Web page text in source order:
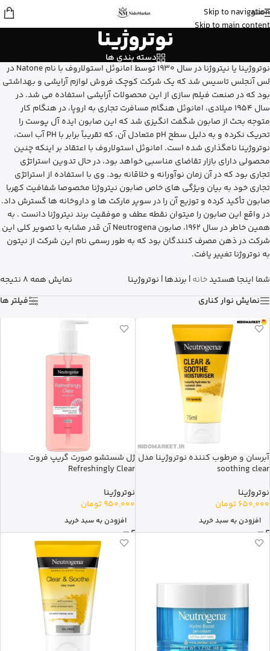
Skip to navigation
Skip to main content
منو
نوتروژینا
دسته بندی ها
نوتروژینا یا نیتروژنا در سال 1930 توسط امانوئل استولاروف با نام Natone در
لس آنجلس تاسیس شد که یک شرکت کوچک فروش لوازم آرایشی و بهداشتی
بود که در صنعت فیلم سازی از این محصولات آرایشی استفاده می شد. در
سال 1954 میلادی، امانوئل هنگام مسافرت تجاری به اروپا، در هنگام کار
متوجه بحث از صابون شگفت انگیزی شد که این صابون ایده آل پوست را
تحریک نکرده و به دلیل سطح pH متعادل آن، که تقریباً برابر با PH آب است،
نوتروژینا نامگذاری شده است. امانوئل استولاروف با اعتقاد بر اینکه چنین
محصولی دارای بازار تقاضای مناسبی خواهد بود، در حال تدوین استراتژی
تجاری بود که در آن زمان نوآورانه و خلاقانه بود. وی با استفاده از استراتژی
تجاری خود به بیان ویژگی های خاص صابون نیتروژنا مخصوصا شفافیت کهربا
صابون تأکید کرده و توزیع آن را در سوپر مارکت ها و داروخانه ها گسترش داد.
در واقع این صابون را میتوان نقطه عطف و موفقیت برند نیتروژنا دانست . به
همین خاطر در سال 1962، صابون Neutrogena آن قدر مشابه با تصویر کلی این
شرکت در ذهن‌ مصرف کنندگان بود که به طور رسمی نام این شرکت از نیتون
به نوتروژنا تغییر یافت.
شما اینجا هستیدخانه| برندها| نوتروژینا
نمایش همه 8 نتیجه
نمایش نوار کناری
فیلتر ها
آبرسان و مرطوب کننده نوتروژینا مدل
soothing clear
نوتروژینا
650,000تومان
افزودن به سبد خرید
ژل شستشو صورت گریپ فروت
Refreshingly Clear
نوتروژینا
950,000 تومان
افزودن به سبد خرید
علیاز ساری
بالم سیکاپلاست لاروش پوزای رو خرید